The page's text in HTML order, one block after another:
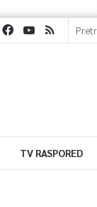
TV RASPORED